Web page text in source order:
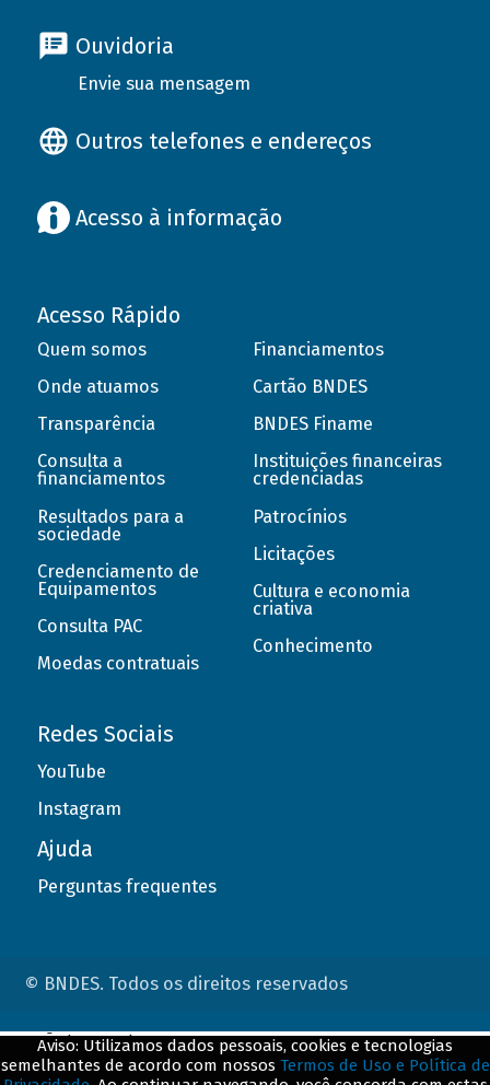
Ouvidoria
Envie sua mensagem
Outros telefones e endereços
Acesso à informação
Acesso Rápido
Quem somos
Onde atuamos
Transparência
Consulta a
financiamentos
Resultados para a
sociedade
Credenciamento de
Equipamentos
Consulta PAC
Moedas contratuais
Financiamentos
Cartão BNDES
BNDES Finame
Instituições financeiras
credenciadas
Patrocínios
Licitações
Cultura e economia
criativa
Conhecimento
Redes Sociais
YouTube
Instagram
Ajuda
Perguntas frequentes
© BNDES. Todos os direitos reservados
Aviso: Utilizamos dados pessoais, cookies e tecnologias
semelhantes de acordo com nossos Termos de Uso e Política de
ConteÃºdo complementar
${title}${badge}